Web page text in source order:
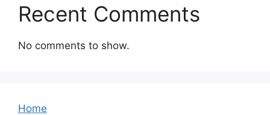
Recent Comments
No comments to show.
Home